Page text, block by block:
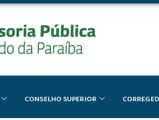
CONSELHO SUPERIOR